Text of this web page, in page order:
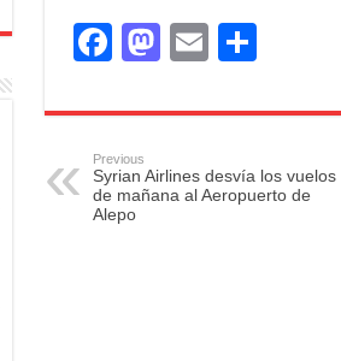
F
c
e
b
o
M
st
o
d
E
ail ar
e
Previous
Syrian Airlines desvía los vuelos
de mañana al Aeropuerto de
Alepo